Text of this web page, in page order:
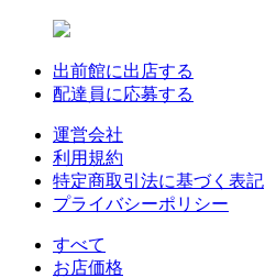
出前館に出店する
配達員に応募する
運営会社
利用規約
特定商取引法に基づく表記
プライバシーポリシー
すべて
お店価格